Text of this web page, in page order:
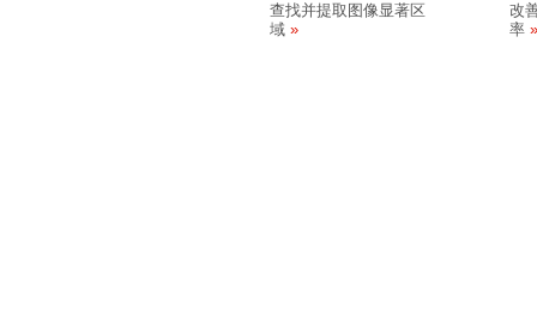
查找并提取图像显著区
域
改
率